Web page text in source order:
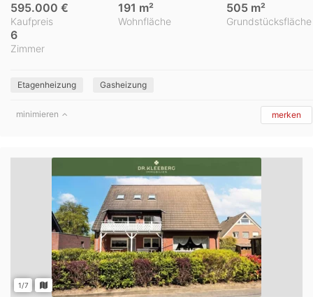
Kaufpreis
595.000 €
Wohnfläche
191 m²
Grundstücksfläche
505 m²
Zimmer
6
Etagenheizung Gasheizung
minimieren merken
1/7